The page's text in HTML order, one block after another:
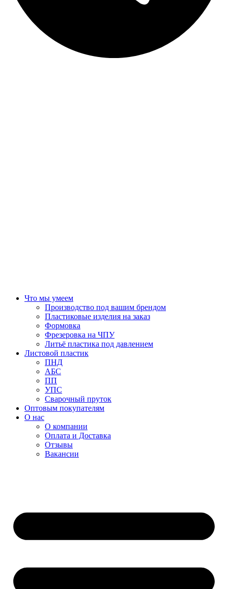
Что мы умеем
Производство под вашим брендом
Пластиковые изделия на заказ
Формовка
Фрезеровка на ЧПУ
Литьё пластика под давлением
Листовой пластик
ПНД
АБС
ПП
УПС
Сварочный пруток
Оптовым покупателям
О нас
О компании
Оплата и Доставка
Отзывы
Вакансии